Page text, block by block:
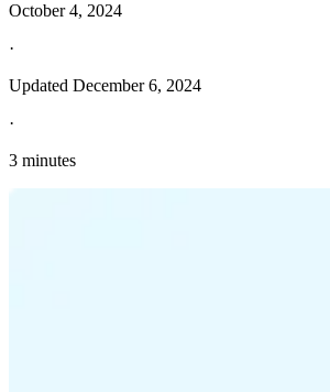
October 4, 2024
·
Updated December 6, 2024
·
3 minutes